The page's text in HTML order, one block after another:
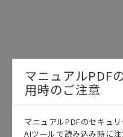
この資料を選択
マニュアル
マニュアルPDF
用時のご注意
マニュアルPDFのセキュリ
AIツールで読み込み時に